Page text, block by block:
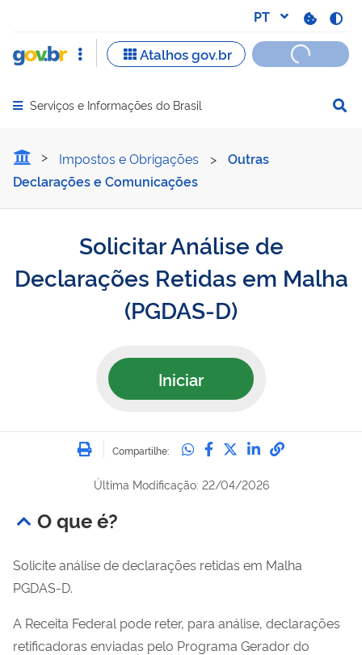
Abrir menu principal de navegação
Serviços e Informações do Brasil
Solicitar Análise de
Impostos e Obrigações >
Outras
Declarações e Comunicações
Solicitar Análise de
Declarações Retidas em Malha
(PGDAS-D)
Iniciar
Imprimir
Compartilhe: Compartilhe no
Compartilhe no
Compartilhe no
Compartilhe
Última Modificação: 22/04/2026
O que é?
Solicite análise de declarações retidas em Malha
PGDAS-D.
A Receita Federal pode reter, para análise, declarações
retificadoras enviadas pelo Programa Gerador do